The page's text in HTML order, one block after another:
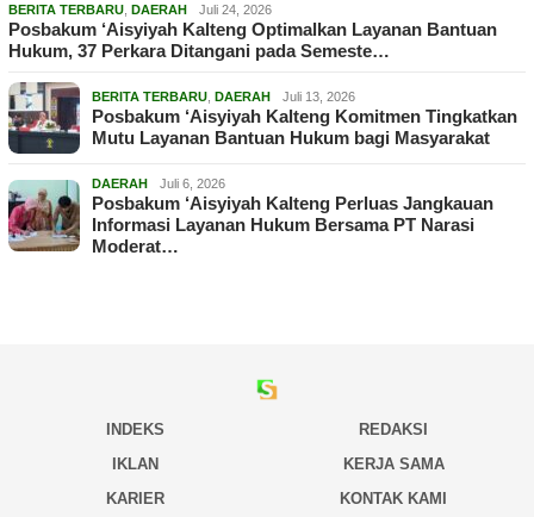
BERITA TERBARU DAERAH Juli 24, 2026
Posbakum ‘Aisyiyah Kalteng Optimalkan Layanan Bantuan
Hukum, 37 Perkara Ditangani pada Semeste…
BERITA TERBARU DAERAH Juli 13, 2026
Posbakum ‘Aisyiyah Kalteng Komitmen Tingkatkan
Mutu Layanan Bantuan Hukum bagi Masyarakat
DAERAH Juli 6, 2026
Posbakum ‘Aisyiyah Kalteng Perluas Jangkauan
Informasi Layanan Hukum Bersama PT Narasi
Moderat…
INDEKS
REDAKSI
IKLAN
KERJA SAMA
KARIER
KONTAK KAMI